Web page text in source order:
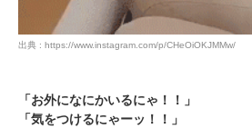
出典 : https://www.instagram.com/p/CHeOiOKJMMw/
「お外になにかいるにゃ！！」
「気をつけるにゃーッ！！」